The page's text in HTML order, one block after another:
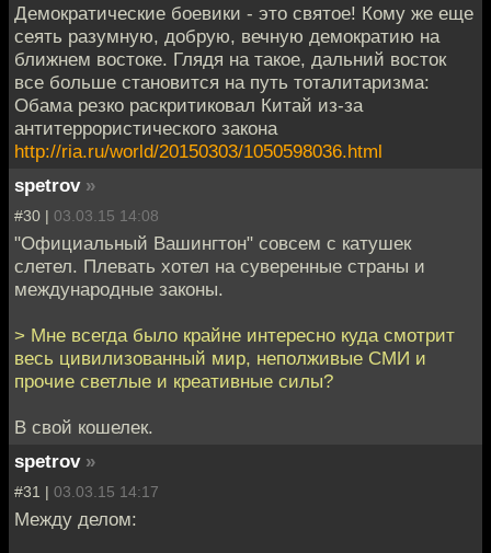
Демократические боевики - это святое! Кому же еще
сеять разумную, добрую, вечную демократию на
ближнем востоке. Глядя на такое, дальний восток
все больше становится на путь тоталитаризма:
Обама резко раскритиковал Китай из-за
антитеррористического закона
http://ria.ru/world/20150303/1050598036.html
spetrov »
#30 | 03.03.15 14:08
"Официальный Вашингтон" совсем с катушек
слетел. Плевать хотел на суверенные страны и
международные законы.
> Мне всегда было крайне интересно куда смотрит
весь цивилизованный мир, неполживые СМИ и
прочие светлые и креативные силы?
В свой кошелек.
spetrov »
#31 | 03.03.15 14:17
Между делом: